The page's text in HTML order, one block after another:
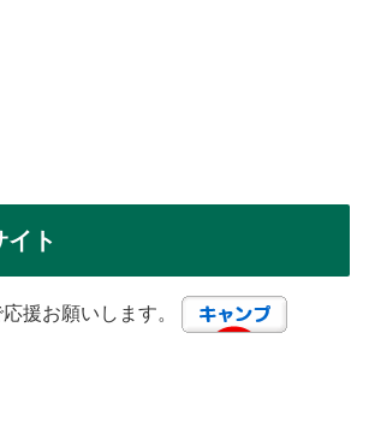
イト
援お願いします。